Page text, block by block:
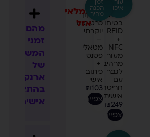
עור
איכותי
ארנק
בטיחות
RFID
+
NFC
מעור
מרהיב
לגבר
עם
חריטה
אישית
₪249
לצפייה
זמן
הכנה
מהירהמלאי
אזל
ארנקון
כרטיסים
יוקרתי
–
מטאלי
פטנט
+
כיתוב
אישי
₪103
לצפייה
מהם
זמני
המשלוח
של
ארנקים
בהתאמה
אישית?